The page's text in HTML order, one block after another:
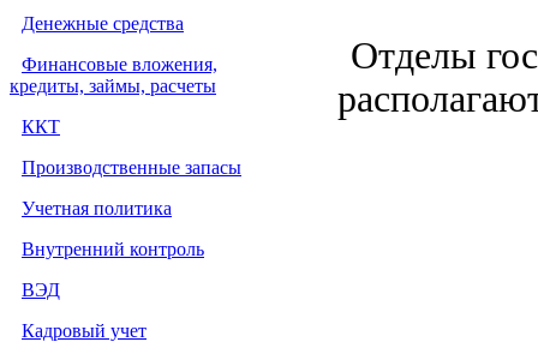
Денежные средства
Финансовые вложения,
кредиты, займы, расчеты
ККТ
Производственные запасы
Учетная политика
Внутренний контроль
ВЭД
Кадровый учет
Отделы